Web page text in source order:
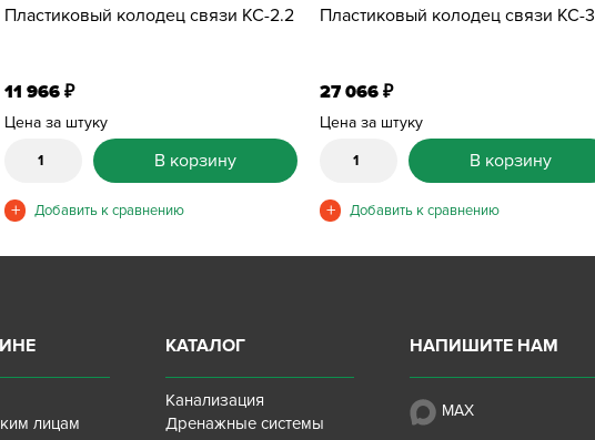
Пластиковый колодец связи КС-2.2
11 966₽
Цена за штуку
В корзину
Пластиковый колодец связи КС-3
27 066₽
Цена за штуку
В корзину
лицам
КАТАЛОГ
Канализация
Дренажные системы
НАПИШИТЕ НАМ
MAX